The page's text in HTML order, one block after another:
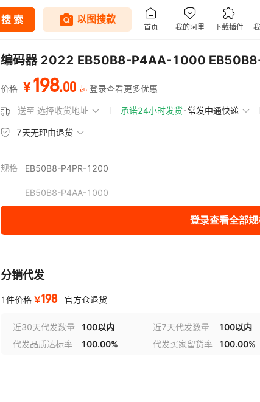
编码器 2022 EB50B8-P4AA-1000
价格 ¥198.00 起 登录查看更多优惠
送至 选择收货地址 承诺24小时发货 常发中通快递
7天无理由退货
规格 EB50B8-P4PR-1200
EB50B8-P4AA-1000
登录查看全部
分销代发
1件价格 ￥198 官方仓退货
近30天代发数量 100以内 近7天代发数量 100以内
代发品质达标率
100.00% 代发买家留货率 100.00%